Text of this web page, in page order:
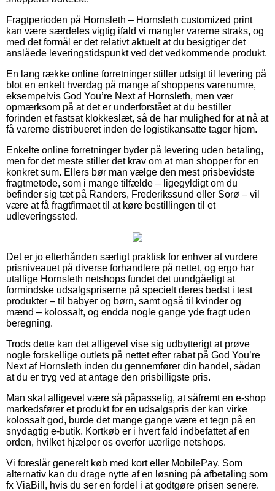
Fragtperioden på Hornsleth – Hornsleth customized print
kan være særdeles vigtig ifald vi mangler varerne straks, og
med det formål er det relativt aktuelt at du besigtiger det
anslåede leveringstidspunkt ved det vedkommende produkt.
En lang række online forretninger stiller udsigt til levering på
blot en enkelt hverdag på mange af shoppens varenumre,
eksempelvis God You’re Next af Hornsleth, men vær
opmærksom på at det er underforstået at du bestiller
forinden et fastsat klokkeslæt, så de har mulighed for at nå at
få varerne distribueret inden de logistikansatte tager hjem.
Enkelte online forretninger byder på levering uden betaling,
men for det meste stiller det krav om at man shopper for en
konkret sum. Ellers bør man vælge den mest prisbevidste
fragtmetode, som i mange tilfælde – ligegyldigt om du
befinder sig tæt på Randers, Frederikssund eller Sorø – vil
være at få fragtfirmaet til at køre bestillingen til et
udleveringssted.
Det er jo efterhånden særligt praktisk for enhver at vurdere
prisniveauet på diverse forhandlere på nettet, og ergo har
utallige Hornsleth netshops fundet det uundgåeligt at
formindske udsalgspriserne på specielt deres bedst i test
produkter – til babyer og børn, samt også til kvinder og
mænd – kolossalt, og endda nogle gange yde fragt uden
beregning.
Trods dette kan det alligevel vise sig udbytterigt at prøve
nogle forskellige outlets på nettet efter rabat på God You’re
Next af Hornsleth inden du gennemfører din handel, sådan
at du er tryg ved at antage den prisbilligste pris.
Man skal alligevel være så påpasselig, at såfremt en e-shop
markedsfører et produkt for en udsalgspris der kan virke
kolossalt god, burde det mange gange være et tegn på en
snydagtig e-butik. Kortkøb er i hvert fald indbefattet af en
orden, hvilket hjælper os overfor uærlige netshops.
Vi foreslår generelt køb med kort eller MobilePay. Som
alternativ kan du drage nytte af en løsning på afbetaling som
fx ViaBill, hvis du ser en fordel i at godtgøre prisen senere.